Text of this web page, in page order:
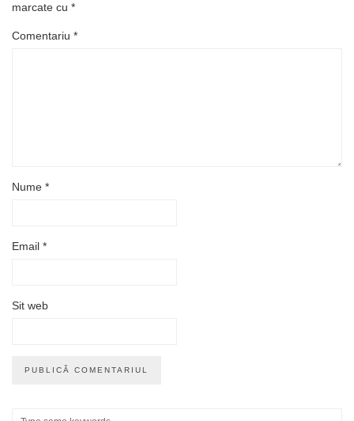
marcate cu *
Comentariu *
Nume *
Email *
Sit web